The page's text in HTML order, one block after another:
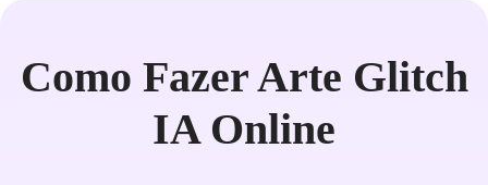
Como Fazer Arte Glitch
IA Online